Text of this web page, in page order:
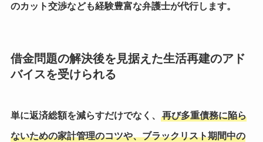
のカット交渉なども経験豊富な弁護士が代行します。
借金問題の解決後を見据えた生活再建のアド
バイスを受けられる
単に返済総額を減らすだけでなく、 再び多重債務に陥ら
ないための家計管理のコツや、ブラックリスト期間中の